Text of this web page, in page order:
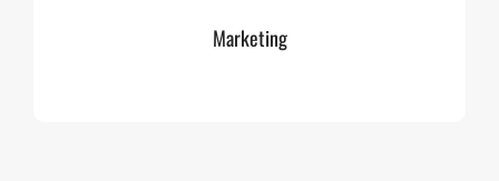
Marketing